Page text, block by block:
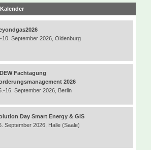
10. September 2026, Oldenburg
Fachtagung
2026
16. September 2026, Berlin
Day Smart Energy & GIS
September 2026, Halle (Saale)